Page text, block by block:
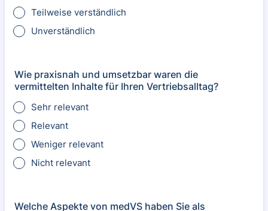
Teilweise verständlich
Unverständlich
Wie praxisnah und umsetzbar waren die
vermittelten Inhalte für Ihren Vertriebsalltag?
Sehr relevant
Relevant
Weniger relevant
Nicht relevant
Welche Aspekte von medVS haben Sie als